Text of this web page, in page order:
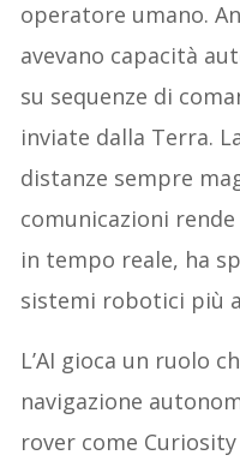
operatore umano.
avevano capacità
su sequenze di
inviate dalla Terra.
distanze sempre
comunicazioni
in tempo reale, ha
sistemi robotici più
L’AI gioca un ruolo
navigazione
rover come